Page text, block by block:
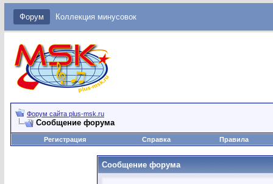
Форум Коллекция минусовок
Форум сайта plus-msk.ru
Сообщение форума
Регистрация Справка Правила
Сообщение форума